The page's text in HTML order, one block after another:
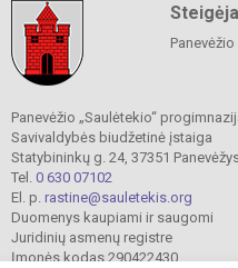
Panevėžio „Saulėtekio“
Savivaldybės biudžetinė įstaiga
Statybininkų g. 24, 37351
Tel. 0 630 07102
El. p. rastine@sauletekis.org
Duomenys kaupiami ir saugomi
Juridinių asmenų registre
Įmonės kodas 290422430